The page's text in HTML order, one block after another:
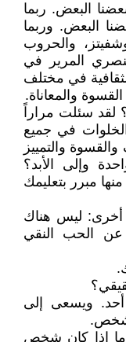
البعض. ربما
البعض. وربما
والحروب
المرير في
في مختلف
والمعاناة.
لقد سئلت مراراً
في جميع
والقسوة والتمييز
وإلى الأبد؟
مبرر بتعليمك
أخرى: ليس هناك
عن الحب النقي
أحد. ويسعى إلى
شخص.
ما إذا كان شخص